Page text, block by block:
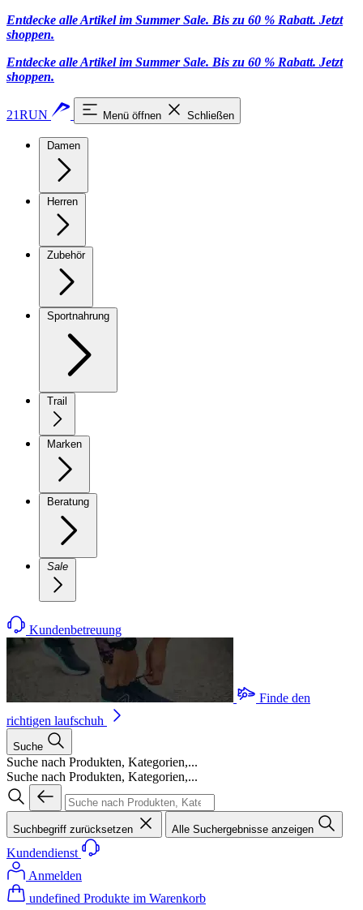
Entdecke alle Artikel im Summer Sale. Bis zu 60 % Rabatt. Jetzt
shoppen.
Entdecke alle Artikel im Summer Sale. Bis zu 60 % Rabatt. Jetzt
shoppen.
21RUN Menü öffnen Schließen
Damen
Herren
Zubehör
Sportnahrung
Trail
Marken
Beratung
Sale
Kundenbetreuung
Finde den
richtigen laufschuh
Suche
Suche nach Produkten, Kategorien,...
Suche nach Produkten, Kategorien,...
Suchbegriff zurücksetzen Alle Suchergebnisse anzeigen
Kundendienst
Anmelden
undefined Produkte im Warenkorb